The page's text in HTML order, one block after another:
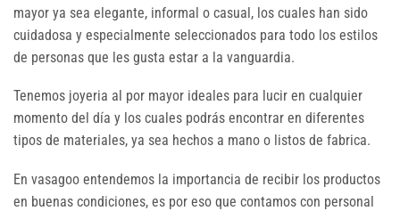
mayor ya sea elegante, informal o casual, los cuales han sido
cuidadosa y especialmente seleccionados para todo los estilos
de personas que les gusta estar a la vanguardia.
Tenemos joyeria al por mayor ideales para lucir en cualquier
momento del día y los cuales podrás encontrar en diferentes
tipos de materiales, ya sea hechos a mano o listos de fabrica.
En vasagoo entendemos la importancia de recibir los productos
en buenas condiciones, es por eso que contamos con personal